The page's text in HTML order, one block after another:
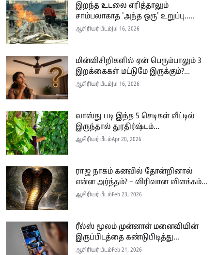
இறந்த உடலை எரித்தாலும்
சாம்பலாகாத 'அந்த ஒரு' உறுப்பு.....
ஆசிரியர் பீடம்Jul 16, 2026
மின்விசிறிகளில் ஏன் பெரும்பாலும் 3
இறக்கைகள் மட்டுமே இருக்கும்?...
ஆசிரியர் பீடம்Jul 16, 2026
வாஸ்து படி இந்த 5 செடிகள் வீட்டில்
இருந்தால் துரதிர்ஷ்டம்...
ஆசிரியர் பீடம்Apr 20, 2026
ராஜ நாகம் கனவில் தோன்றினால்
என்ன அர்த்தம்? – விரிவான விளக்கம்...
ஆசிரியர் பீடம்Feb 23, 2026
ரீல்ஸ் மூலம் முன்னாள் மனைவியின்
இருப்பிடத்தை கண்டுபிடித்து...
ஆசிரியர் பீடம்Feb 21, 2026